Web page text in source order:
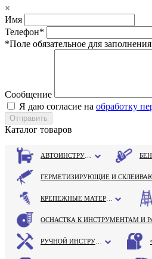
×
Имя
Телефон*
*Поле обязательное для заполнения
Сообщение
Я даю согласие на обработку
Каталог товаров